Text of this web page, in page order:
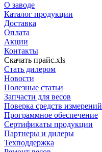
О заводе
Каталог продукции
Доставка
Оплата
Акции
Контакты
Скачать прайс.xls
Стать дилером
Новости
Полезные статьи
Запчасти для весов
Поверка средств измерений
Программное обеспечение
Сертификаты продукции
Партнеры и дилеры
Техподдержка